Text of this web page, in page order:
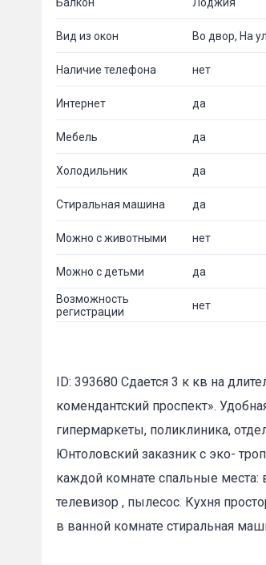
Вид из окон Во двор, На
Наличие телефона нет
Интернет да
Мебель да
Холодильник да
Стиральная машина да
Можно с животными нет
Можно с детьми да
Возможность
регистрации
нет
ID: 393680 Сдается 3 к кв на
комендантский проспект».
гипермаркеты, поликлиника,
Юнтоловский заказник с эко-
каждой комнате спальные места:
телевизор , пылесос. Кухня
в ванной комнате стиральная